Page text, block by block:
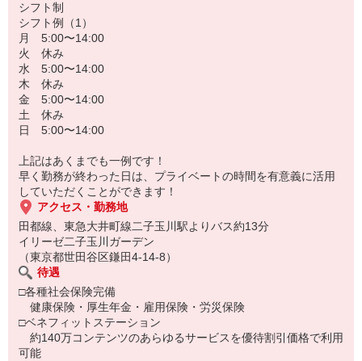
シフト制
シフト例（1）
月 5:00〜14:00
火 休み
水 5:00〜14:00
木 休み
金 5:00〜14:00
土 休み
日 5:00〜14:00
上記はあくまでも一例です！
早く勤務が終わった日は、プライベートの時間を有意義に活用
していただくことができます！
アクセス・勤務地
田都線、東急大井町線二子玉川駅よりバス約13分
イリーゼ二子玉川ガーデン
（東京都世田谷区鎌田4-14-8）
待遇
□各種社会保険完備
健康保険・厚生年金・雇用保険・労災保険
□ベネフィットステーション
約140万コンテンツのあらゆるサービスを優待割引価格で利用
可能